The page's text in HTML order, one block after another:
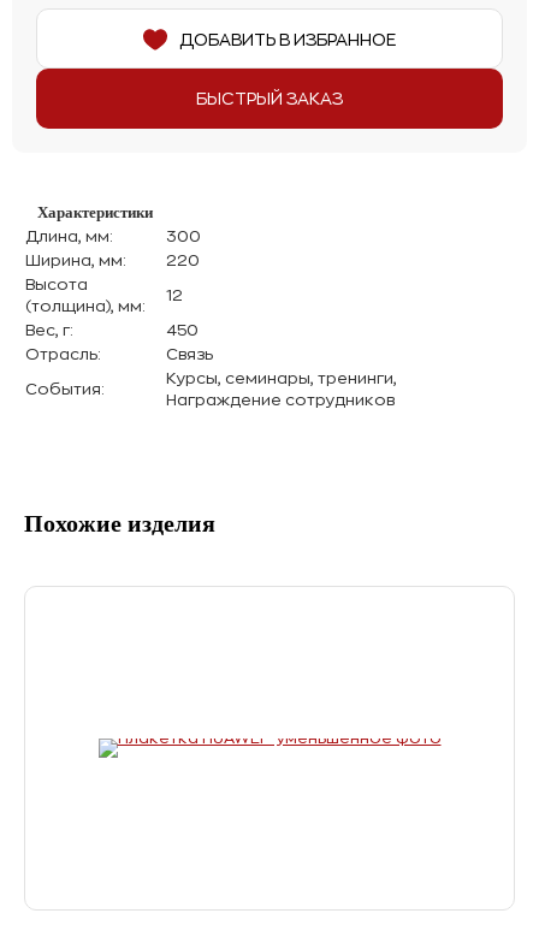
БЫСТРЫЙ ЗАКАЗ
ДОБАВИТЬ В ИЗБРАННОЕ
Характеристики
Длина, мм:
300
Ширина, мм:
220
Высота
(толщина), мм:
12
Вес, г:
450
Отрасль:
Связь
События:
Курсы, семинары, тренинги,
Награждение сотрудников
Похожие изделия